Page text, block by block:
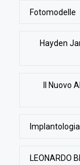
Fotomodelle
Hayden
Il Nuovo
LEONARDO